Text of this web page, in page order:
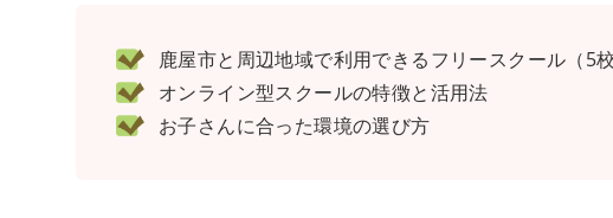
鹿屋市と周辺地域で利用できるフリースクール（5
オンライン型スクールの特徴と活用法
お子さんに合った環境の選び方